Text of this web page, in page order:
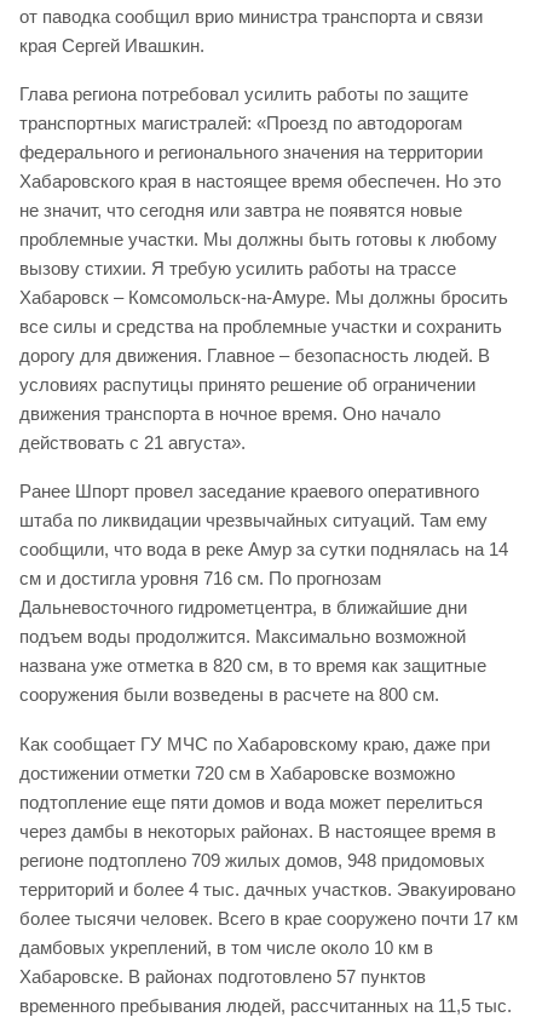
от паводка сообщил врио министра транспорта и связи
края Сергей Ивашкин.
Глава региона потребовал усилить работы по защите
транспортных магистралей: «Проезд по автодорогам
федерального и регионального значения на территории
Хабаровского края в настоящее время обеспечен. Но это
не значит, что сегодня или завтра не появятся новые
проблемные участки. Мы должны быть готовы к любому
вызову стихии. Я требую усилить работы на трассе
Хабаровск – Комсомольск-на-Амуре. Мы должны бросить
все силы и средства на проблемные участки и сохранить
дорогу для движения. Главное – безопасность людей. В
условиях распутицы принято решение об ограничении
движения транспорта в ночное время. Оно начало
действовать с 21 августа».
Ранее Шпорт провел заседание краевого оперативного
штаба по ликвидации чрезвычайных ситуаций. Там ему
сообщили, что вода в реке Амур за сутки поднялась на 14
см и достигла уровня 716 см. По прогнозам
Дальневосточного гидрометцентра, в ближайшие дни
подъем воды продолжится. Максимально возможной
названа уже отметка в 820 см, в то время как защитные
сооружения были возведены в расчете на 800 см.
Как сообщает ГУ МЧС по Хабаровскому краю, даже при
достижении отметки 720 см в Хабаровске возможно
подтопление еще пяти домов и вода может перелиться
через дамбы в некоторых районах. В настоящее время в
регионе подтоплено 709 жилых домов, 948 придомовых
территорий и более 4 тыс. дачных участков. Эвакуировано
более тысячи человек. Всего в крае сооружено почти 17 км
дамбовых укреплений, в том числе около 10 км в
Хабаровске. В районах подготовлено 57 пунктов
временного пребывания людей, рассчитанных на 11,5 тыс.